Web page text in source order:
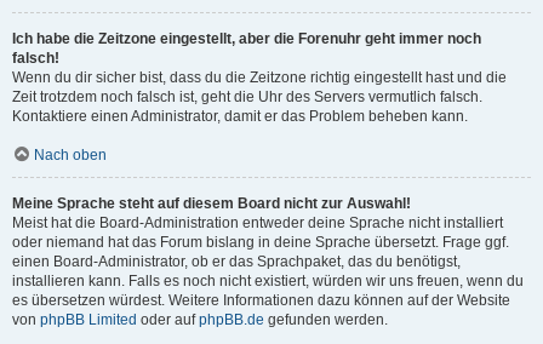
Ich habe die Zeitzone eingestellt, aber die Forenuhr geht immer noch
falsch!
Wenn du dir sicher bist, dass du die Zeitzone richtig eingestellt hast und die
Zeit trotzdem noch falsch ist, geht die Uhr des Servers vermutlich falsch.
Kontaktiere einen Administrator, damit er das Problem beheben kann.
Nach oben
Meine Sprache steht auf diesem Board nicht zur Auswahl!
Meist hat die Board-Administration entweder deine Sprache nicht installiert
oder niemand hat das Forum bislang in deine Sprache übersetzt. Frage ggf.
einen Board-Administrator, ob er das Sprachpaket, das du benötigst,
installieren kann. Falls es noch nicht existiert, würden wir uns freuen, wenn du
es übersetzen würdest. Weitere Informationen dazu können auf der Website
von phpBB Limited oder aufphpBB.de gefunden werden.